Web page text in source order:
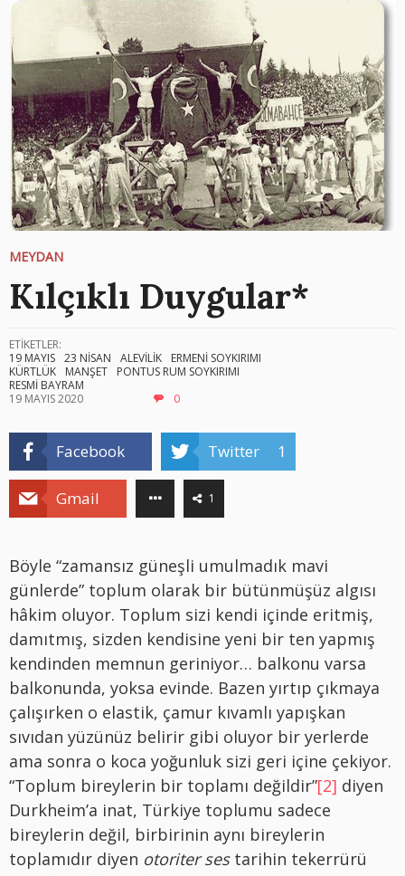
MEYDAN
Kılçıklı Duygular*
ETİKETLER:
19 MAYIS 23 NİSAN ALEVİLİK
ERMENİ SOYKIRIMI
KÜRTLÜK
MANŞET
PONTUS RUM SOYKIRIMI
RESMİ BAYRAM
19 MAYIS 2020
0
Facebook Twitter 1
Gmail 1
Böyle “zamansız güneşli umulmadık mavi
günlerde” toplum olarak bir bütünmüşüz algısı
hâkim oluyor. Toplum sizi kendi içinde eritmiş,
damıtmış, sizden kendisine yeni bir ten yapmış
kendinden memnun geriniyor… balkonu varsa
balkonunda, yoksa evinde. Bazen yırtıp çıkmaya
çalışırken o elastik, çamur kıvamlı yapışkan
sıvıdan yüzünüz belirir gibi oluyor bir yerlerde
ama sonra o koca yoğunluk sizi geri içine çekiyor.
“Toplum bireylerin bir toplamı değildir”[2] diyen
Durkheim’a inat, Türkiye toplumu sadece
bireylerin değil, birbirinin aynı bireylerin
toplamıdır diyen otoriter sestarihin tekerrürü